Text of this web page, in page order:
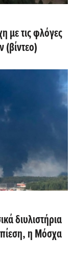
με τις φλόγες
διυλιστήρια
η Μόσχα